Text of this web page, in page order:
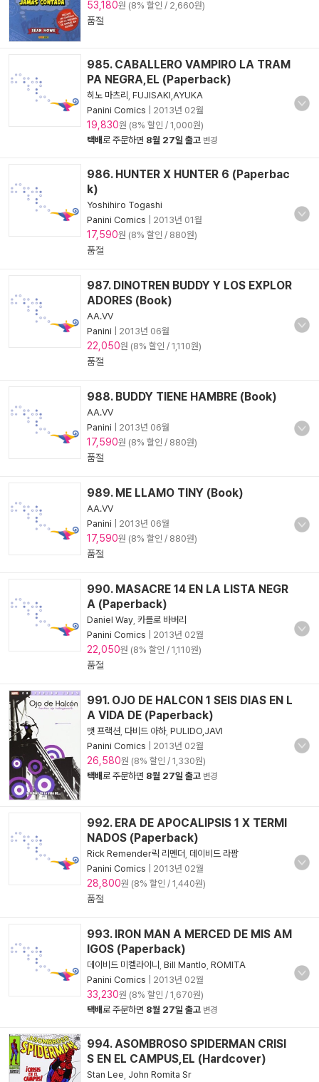
53,180원 (8% 할인 / 2,660원)
품절
985. CABALLERO VAMPIRO LA TRAM
PA NEGRA,EL (Paperback)
히노 마츠리 FUJISAKI,AYUKA
Panini Comics
2013년 02월
19,830원 (8% 할인 / 1,000원)
택배로 주문하면 8월 27일 출고 변경
986. HUNTER X HUNTER 6 (Paperbac
k)
Yoshihiro Togashi
Panini Comics
2013년 01월
17,590원 (8% 할인 / 880원)
품절
987. DINOTREN BUDDY Y LOS EXPLOR
ADORES (Book)
AA.VV
Panini
2013년 06월
22,050원 (8% 할인 / 1,110원)
품절
988. BUDDY TIENE HAMBRE (Book)
AA.VV
Panini
2013년 06월
17,590원 (8% 할인 / 880원)
품절
989. ME LLAMO TINY (Book)
AA.VV
Panini
2013년 06월
17,590원 (8% 할인 / 880원)
품절
990. MASACRE 14 EN LA LISTA NEGR
A (Paperback)
Daniel Way 카를로 바버리
Panini Comics
2013년 02월
22,050원 (8% 할인 / 1,110원)
품절
991. OJO DE HALCON 1 SEIS DIAS EN L
A VIDA DE (Paperback)
맷 프랙션 다비드 아하, PULIDO,JAVI
Panini Comics
2013년 02월
26,580원 (8% 할인 / 1,330원)
택배로 주문하면 8월 27일 출고 변경
992. ERA DE APOCALIPSIS 1 X TERMI
NADOS (Paperback)
Rick Remender릭 리멘더 데이비드 라팜
Panini Comics
2013년 02월
28,800원 (8% 할인 / 1,440원)
품절
993. IRON MAN A MERCED DE MIS AM
IGOS (Paperback)
데이비드 미켈라이니 Bill Mantlo ROMITA
Panini Comics
2013년 02월
33,230원 (8% 할인 / 1,670원)
택배로 주문하면 8월 27일 출고 변경
994. ASOMBROSO SPIDERMAN CRISI
S EN EL CAMPUS,EL (Hardcover)
Stan Lee John Romita Sr